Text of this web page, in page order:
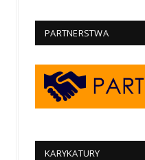
PARTNERSTWA
KARYKATURY